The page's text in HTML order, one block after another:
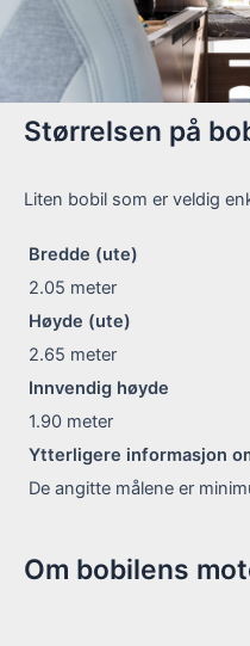
Størrelsen på
Liten bobil som er veldig
Bredde (ute)
2.05 meter
Høyde (ute)
2.65 meter
Innvendig høyde
1.90 meter
Ytterligere informasjon
De angitte målene er
Om bobilens